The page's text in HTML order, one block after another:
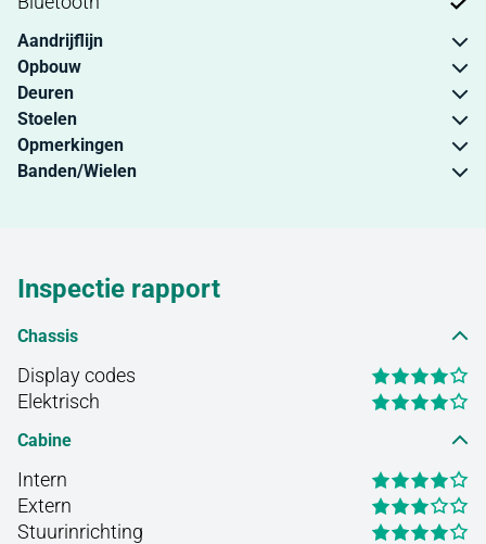
Aandrijflijn
Opbouw
Deuren
Stoelen
Opmerkingen
Banden/Wielen
Inspectie rapport
Chassis
Display codes
Elektrisch
Cabine
Intern
Extern
Stuurinrichting